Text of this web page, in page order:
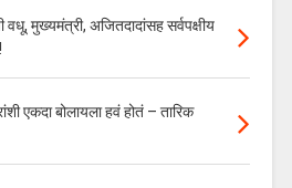
वधू, मुख्यमंत्री, अजितदादांसह सर्वपक्षीय
एकदा बोलायला हवं होतं – तारिक